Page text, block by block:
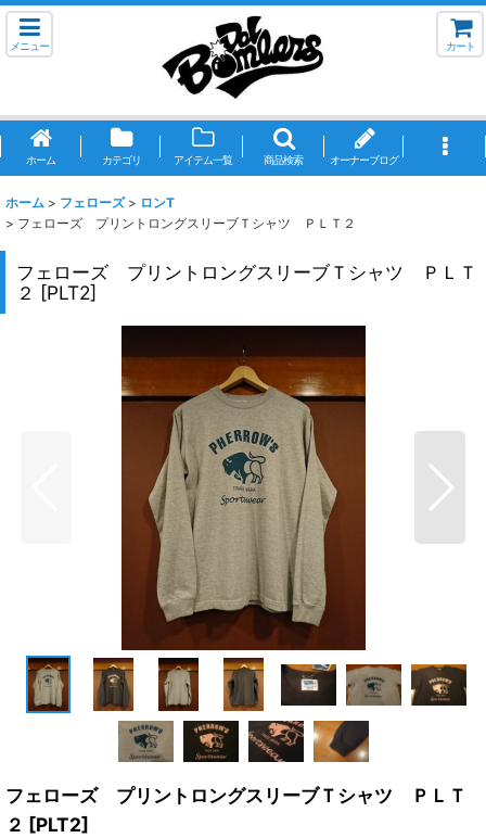
メニュー カート
ホーム カテゴリ アイテム一覧 商品検索 オーナーブログ
ホーム > フェローズ > ロンT
> フェローズ プリントロングスリーブＴシャツ ＰＬＴ２
フェローズ プリントロングスリーブＴシャツ ＰＬＴ
２ [PLT2]
フェローズ プリントロングスリーブＴシャツ ＰＬＴ
２ [PLT2]